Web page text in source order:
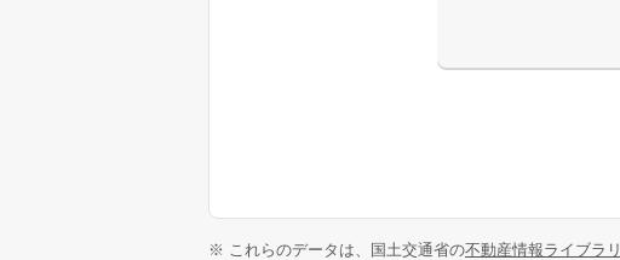
※ これらのデータは、国土交通省の不動産情報ライブラリ